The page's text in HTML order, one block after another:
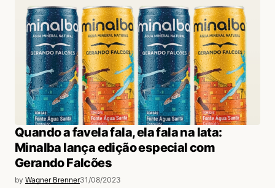
Quando a favela fala, ela fala na lata:
Minalba lança edição especial com
Gerando Falcões
by Wagner Brenner31/08/2023